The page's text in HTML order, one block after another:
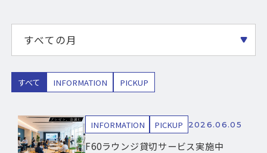
すべて INFORMATION PICKUP
INFORMATION PICKUP 2026.06.05
F60ラウンジ貸切サービス実施中